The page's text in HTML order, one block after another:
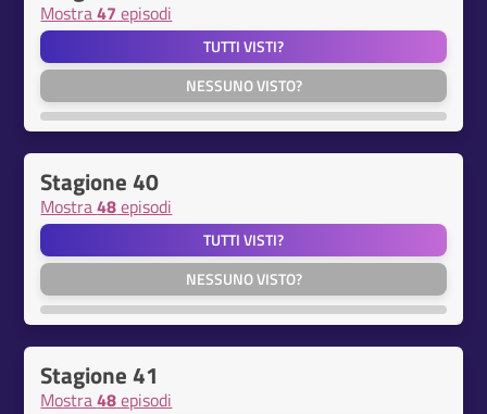
Mostra47 episodi
TUTTI VISTI?
NESSUNO VISTO?
Stagione 40
Mostra48episodi
TUTTI VISTI?
NESSUNO VISTO?
Stagione 41
Mostra48episodi